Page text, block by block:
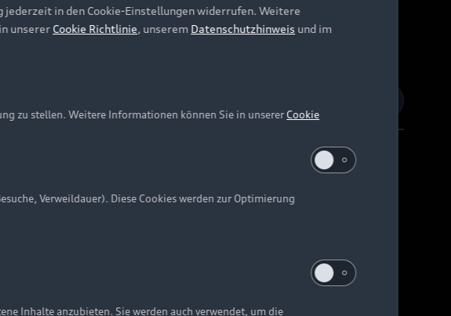
Richtlinie Barrierefreiheit Digital Services Act
dieser Webseite kann abweichen.
in den Cookie-Einstellungen widerrufen. Weitere
unserer Cookie Richtlinie, unserem Datenschutzhinweis und im
zu stellen. Weitere Informationen können Sie in unsererCookie
Verweildauer). Diese Cookies werden zur Optimierung
Inhalte anzubieten. Sie werden auch verwendet, um die